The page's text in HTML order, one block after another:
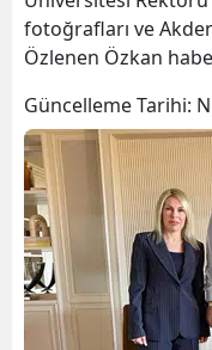
fotoğrafları ve
Özlenen Özkan
Güncelleme Tarihi: